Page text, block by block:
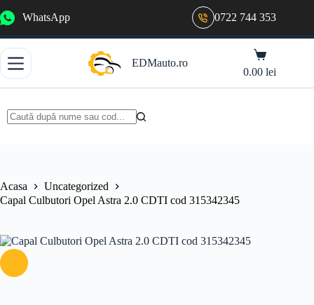
la
WhatsApp 0722 744 353
EDMauto.ro
Coș
de
cumpărături
0.00lei
Acasa
Uncategorized
Capal Culbutori Opel Astra 2.0 CDTI cod 315342345